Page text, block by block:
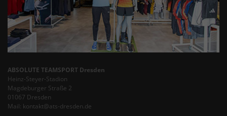
ABSOLUTE TEAMSPORT Dresden
Heinz-Steyer-Stadion
Magdeburger Straße 2
01067 Dresden
Mail: kontakt@ats-dresden.de